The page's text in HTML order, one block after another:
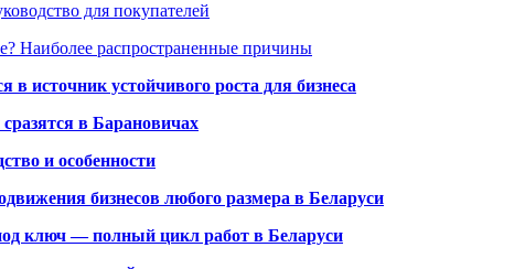
для покупателей
Наиболее распространенные причины
устойчивого роста для бизнеса
в Барановичах
и особенности
бизнесов любого размера в Беларуси
ключ — полный цикл работ в Беларуси